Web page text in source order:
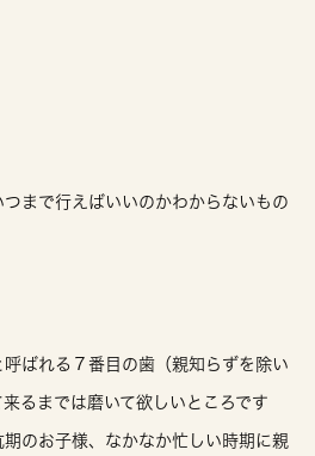
まで行えばいいのかわからないもの
ばれる７番目の歯（親知らずを除い
るまでは磨いて欲しいところです
のお子様、なかなか忙しい時期に親